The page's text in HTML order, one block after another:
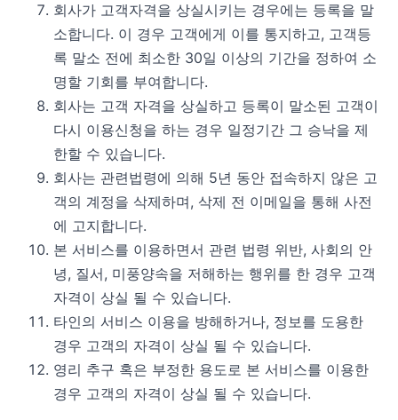
회사가 고객자격을 상실시키는 경우에는 등록을 말
소합니다. 이 경우 고객에게 이를 통지하고, 고객등
록 말소 전에 최소한 30일 이상의 기간을 정하여 소
명할 기회를 부여합니다.
회사는 고객 자격을 상실하고 등록이 말소된 고객이
다시 이용신청을 하는 경우 일정기간 그 승낙을 제
한할 수 있습니다.
회사는 관련법령에 의해 5년 동안 접속하지 않은 고
객의 계정을 삭제하며, 삭제 전 이메일을 통해 사전
에 고지합니다.
본 서비스를 이용하면서 관련 법령 위반, 사회의 안
녕, 질서, 미풍양속을 저해하는 행위를 한 경우 고객
자격이 상실 될 수 있습니다.
타인의 서비스 이용을 방해하거나, 정보를 도용한
경우 고객의 자격이 상실 될 수 있습니다.
영리 추구 혹은 부정한 용도로 본 서비스를 이용한
경우 고객의 자격이 상실 될 수 있습니다.